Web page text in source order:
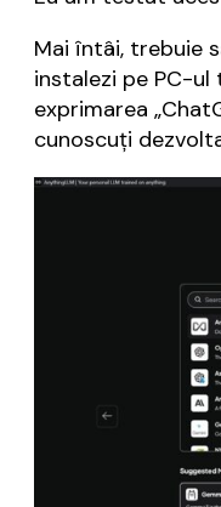
Mai întâi, trebuie
instalezi pe PC-ul
exprimarea
cunoscuți